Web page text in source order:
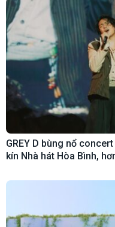
GREY D bùng nổ
kín Nhà hát Hòa Bình,